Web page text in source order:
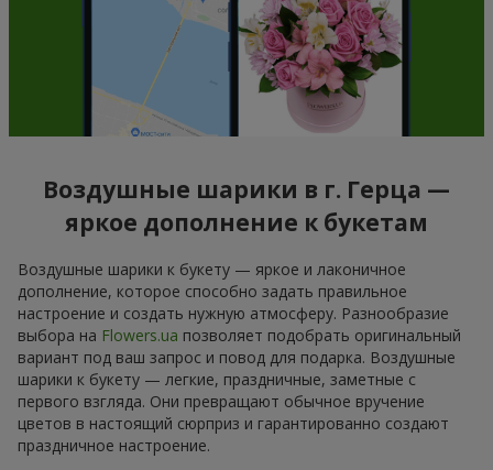
Воздушные шарики в г. Герца —
яркое дополнение к букетам
Воздушные шарики к букету — яркое и лаконичное
дополнение, которое способно задать правильное
настроение и создать нужную атмосферу. Разнообразие
выбора на Flowers.ua позволяет подобрать оригинальный
вариант под ваш запрос и повод для подарка. Воздушные
шарики к букету — легкие, праздничные, заметные с
первого взгляда. Они превращают обычное вручение
цветов в настоящий сюрприз и гарантированно создают
праздничное настроение.